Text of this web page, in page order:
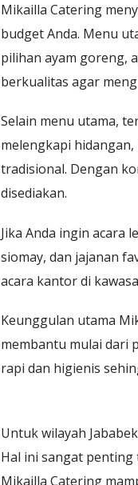
Mikailla Catering
budget Anda. Menu
pilihan ayam goreng,
berkualitas agar
Selain menu utama,
melengkapi
tradisional. Dengan
disediakan.
Jika Anda ingin acara
siomay, dan jajanan
acara kantor di
Keunggulan utama
membantu mulai dari
rapi dan higienis
Untuk wilayah
Hal ini sangat
Mikailla Catering